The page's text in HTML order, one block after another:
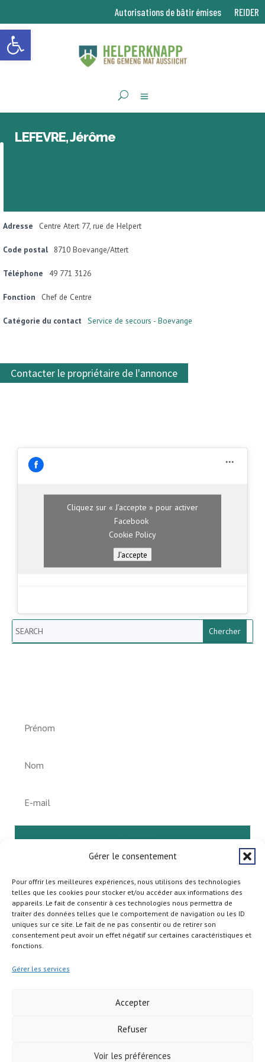
Ouvrir la barre d’outils
Gérer le consentement
Pour offrir les meilleures expériences, nous utilisons des technologies
telles que les cookies pour stocker et/ou accéder aux informations des
appareils. Le fait de consentir à ces technologies nous permettra de
traiter des données telles que le comportement de navigation ou les ID
uniques sur ce site. Le fait de ne pas consentir ou de retirer son
consentement peut avoir un effet négatif sur certaines caractéristiques et
fonctions.
Gérer les services
Accepter
Refuser
Voir les préférences
Autorisations de bâtir émises REIDER
LEFEVRE, Jérôme
Adresse Centre Atert 77, rue de Helpert
Code postal 8710 Boevange/Attert
Téléphone 49 771 3126
Fonction Chef de Centre
Catégorie du contact Service de secours - Boevange
Contacter le propriétaire de l'annonce
Cliquez sur « J’accepte » pour activer
Facebook
Cookie Policy
J’accepte
Search
S'abonner
Copyright © 2026